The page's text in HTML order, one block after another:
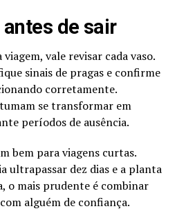
de sair
vale revisar cada vaso.
sinais de pragas e confirme
corretamente.
se transformar em
períodos de ausência.
bem para viagens curtas.
ultrapassar dez dias e a planta
o mais prudente é combinar
alguém de confiança.